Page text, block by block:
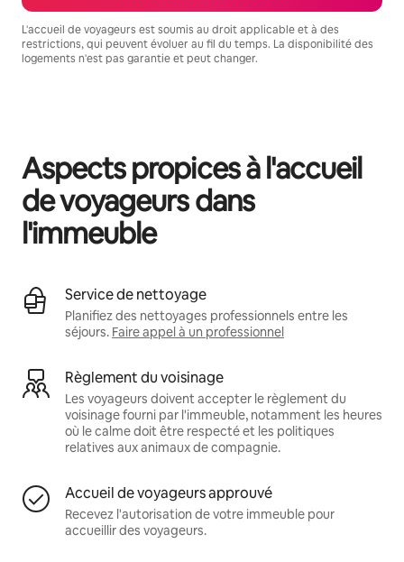
L'accueil de voyageurs est soumis au droit applicable et à des
restrictions, qui peuvent évoluer au fil du temps. La disponibilité des
logements n'est pas garantie et peut changer.
Aspects propices à l'accueil
de voyageurs dans
l'immeuble
Service de nettoyage
Planifiez des nettoyages professionnels entre les
séjours. Faire appel à un professionnel
Règlement du voisinage
Les voyageurs doivent accepter le règlement du
voisinage fourni par l'immeuble, notamment les heures
où le calme doit être respecté et les politiques
relatives aux animaux de compagnie.
Accueil de voyageurs approuvé
Recevez l'autorisation de votre immeuble pour
accueillir des voyageurs.